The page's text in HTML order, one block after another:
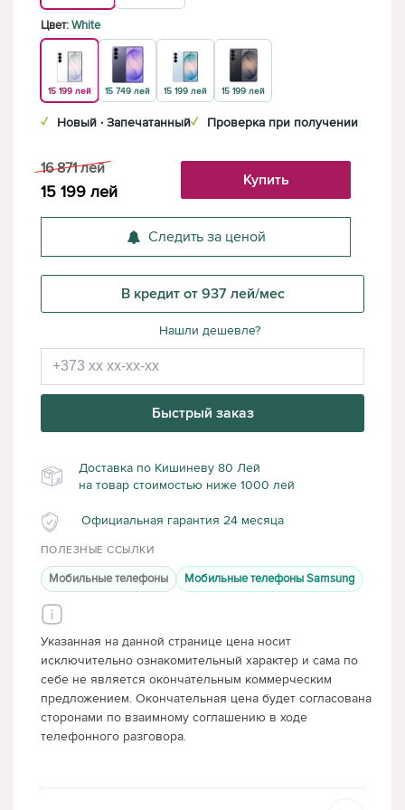
Цвет:White
15 199 лей 15 749 лей 15 199 лей 15 199 лей
✓ Новый · Запечатанный✓ Проверка при получении
16 871 лей
15 199 лей
Купить
Следить за ценой
В кредит от 937 лей/мес
Нашли дешевле?
Быстрый заказ
Доставка по Кишиневу 80 Лей
на товар стоимостью ниже 1000 лей
Официальная гарантия 24 месяца
ПОЛЕЗНЫЕ ССЫЛКИ
Мобильные телефоны Мобильные телефоны Samsung
Указанная на данной странице цена носит
исключительно ознакомительный характер и сама по
себе не является окончательным коммерческим
предложением. Окончательная цена будет согласована
сторонами по взаимному соглашению в ходе
телефонного разговора.